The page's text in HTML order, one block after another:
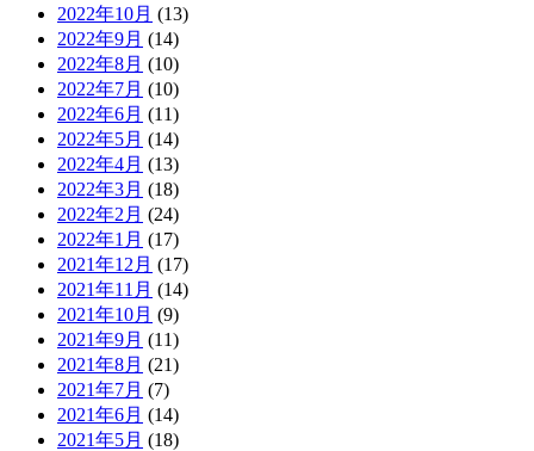
2022年10月 (13)
2022年9月 (14)
2022年8月 (10)
2022年7月 (10)
2022年6月 (11)
2022年5月 (14)
2022年4月 (13)
2022年3月 (18)
2022年2月 (24)
2022年1月 (17)
2021年12月 (17)
2021年11月 (14)
2021年10月 (9)
2021年9月 (11)
2021年8月 (21)
2021年7月 (7)
2021年6月 (14)
2021年5月 (18)